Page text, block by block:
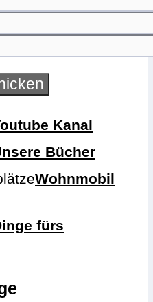
Kanal
Bücher
Wohnmobil
fürs